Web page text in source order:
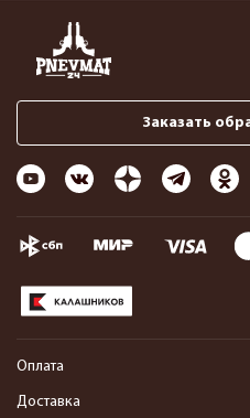
Заказать
Оплата
Доставка